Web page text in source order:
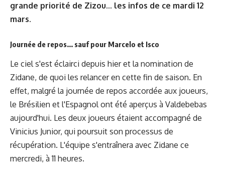
grande priorité de Zizou... les infos de ce mardi 12
mars.
Journée de repos... sauf pour Marcelo et Isco
Le ciel s'est éclairci depuis hier et la nomination de
Zidane, de quoi les relancer en cette fin de saison. En
effet, malgré la journée de repos accordée aux joueurs,
le Brésilien et l'Espagnol ont été aperçus à Valdebebas
aujourd'hui. Les deux joueurs étaient accompagné de
Vinicius Junior, qui poursuit son processus de
récupération. L'équipe s'entraînera avec Zidane ce
mercredi, à 11 heures.